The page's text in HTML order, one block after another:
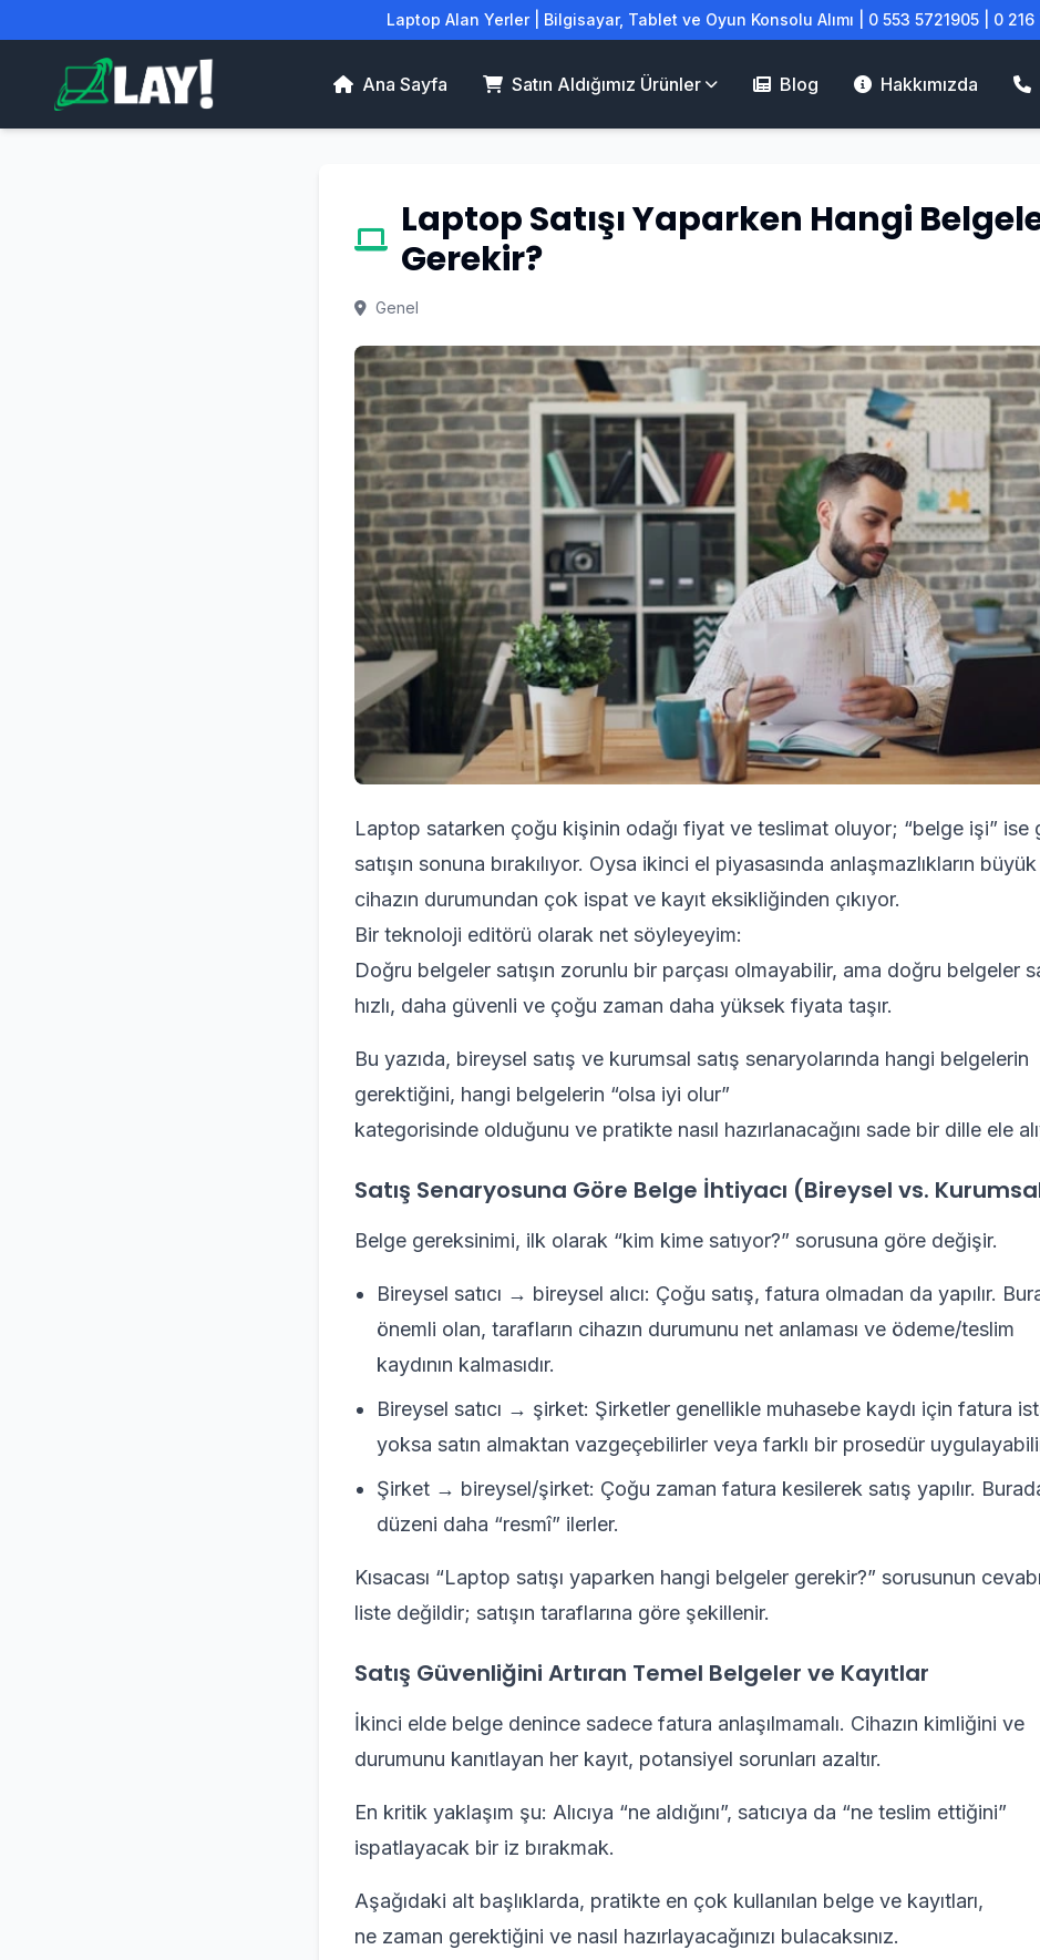
Laptop Alan Yerler | Bilgisayar, Tablet ve Oyun Konsolu Alımı | 0 553 5721905 | 0 216
Ana Sayfa Satın Aldığımız Ürünler Blog Hakkımızda
Laptop Satışı Yaparken Hangi
Gerekir?
Genel
Laptop satarken çoğu kişinin odağı fiyat ve teslimat oluyor; “belge işi” ise
satışın sonuna bırakılıyor. Oysa ikinci el piyasasında anlaşmazlıkların büyük
cihazın durumundan çok ispat ve kayıt eksikliğinden çıkıyor.
Bir teknoloji editörü olarak net söyleyeyim:
Doğru belgeler satışın zorunlu bir parçası olmayabilir, ama doğru belgeler
hızlı, daha güvenli ve çoğu zaman daha yüksek fiyata taşır.
Bu yazıda, bireysel satış ve kurumsal satış senaryolarında hangi belgelerin
gerektiğini, hangi belgelerin “olsa iyi olur”
kategorisinde olduğunu ve pratikte nasıl hazırlanacağını sade bir dille ele
Satış Senaryosuna Göre Belge İhtiyacı (Bireysel vs.
Belge gereksinimi, ilk olarak “kim kime satıyor?” sorusuna göre değişir.
Bireysel satıcı → bireysel alıcı: Çoğu satış, fatura olmadan da yapılır.
önemli olan, tarafların cihazın durumunu net anlaması ve ödeme/teslim
kaydının kalmasıdır.
Bireysel satıcı → şirket: Şirketler genellikle muhasebe kaydı için fatura
yoksa satın almaktan vazgeçebilirler veya farklı bir prosedür
Şirket → bireysel/şirket: Çoğu zaman fatura kesilerek satış yapılır.
düzeni daha “resmî” ilerler.
Kısacası “Laptop satışı yaparken hangi belgeler gerekir?” sorusunun
liste değildir; satışın taraflarına göre şekillenir.
Satış Güvenliğini Artıran Temel Belgeler ve Kayıtlar
İkinci elde belge denince sadece fatura anlaşılmamalı. Cihazın kimliğini ve
durumunu kanıtlayan her kayıt, potansiyel sorunları azaltır.
En kritik yaklaşım şu: Alıcıya “ne aldığını”, satıcıya da “ne teslim ettiğini”
ispatlayacak bir iz bırakmak.
Aşağıdaki alt başlıklarda, pratikte en çok kullanılan belge ve kayıtları,
ne zaman gerektiğini ve nasıl hazırlayacağınızı bulacaksınız.